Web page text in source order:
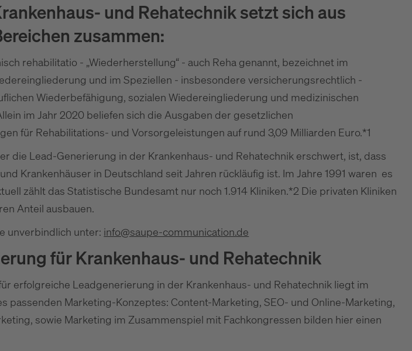
und Rehatechnik setzt sich aus
zusammen:
rehabilitatio - „Wiederherstellung“ - auch Reha genannt, bezeichnet im
und im Speziellen - insbesondere versicherungsrechtlich -
Wiederbefähigung, sozialen Wiedereingliederung und medizinischen
im Jahr 2020 beliefen sich die Ausgaben der gesetzlichen
für Rehabilitations- und Vorsorgeleistungen auf rund 3,09 Milliarden Euro.*1
die Lead-Generierung in der Krankenhaus- und Rehatechnik erschwert, ist, dass
Krankenhäuser in Deutschland seit Jahren rückläufig ist. Im Jahre 1991 waren es
zählt das Statistische Bundesamt nur noch 1.914 Kliniken.*2 Die privaten Kliniken
Anteil ausbauen.
unverbindlich unter: info@saupe-communication.de
für Krankenhaus- und Rehatechnik
erfolgreiche Leadgenerierung in der Krankenhaus- und Rehatechnik liegt im
passenden Marketing-Konzeptes: Content-Marketing, SEO- und Online-Marketing,
sowie Marketing im Zusammenspiel mit Fachkongressen bilden hier einen